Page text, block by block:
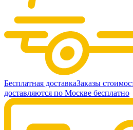
Бесплатная доставкаЗаказы
доставляются по Москве бесплатно